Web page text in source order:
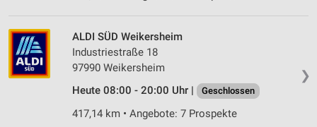
❯
ALDI SÜD Weikersheim
Industriestraße 18
97990 Weikersheim
Heute 08:00 - 20:00 Uhr |
Geschlossen
417,14 km • Angebote: 7 Prospekte